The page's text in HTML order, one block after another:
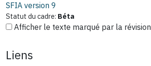
SFIA version 9
Statut du cadre: Béta
Afficher le texte marqué par la révision
Liens